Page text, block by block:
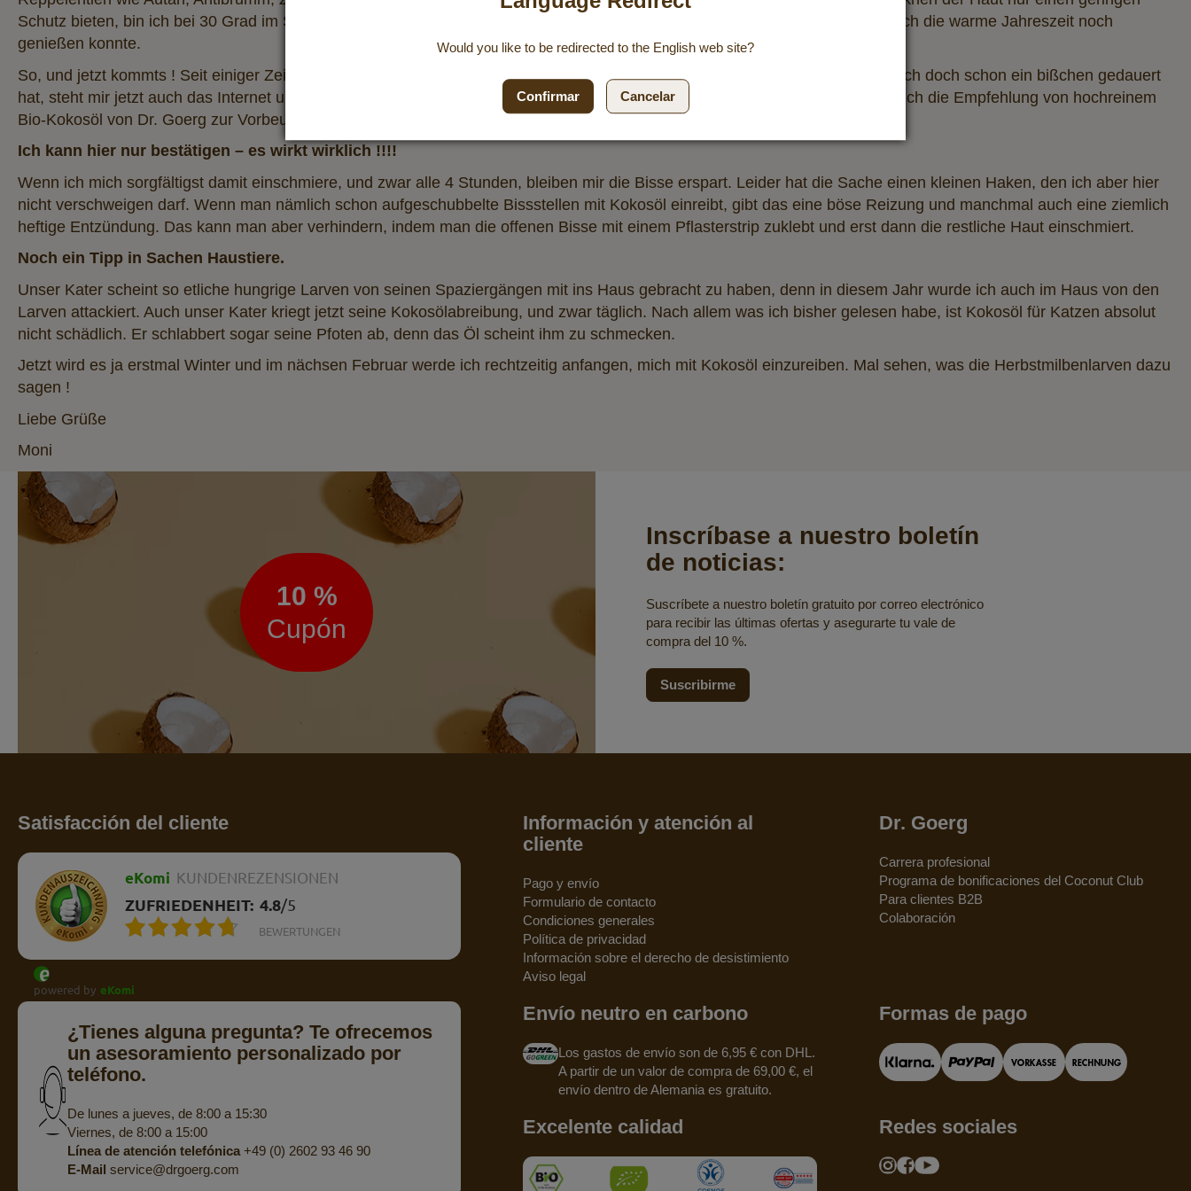
Schutz bieten, bin ich bei 30 Grad im Schatten in voller Montur mit Gummistiefeln im Garten und träumte von den Zeiten, als ich die warme Jahreszeit noch
genießen konnte.
So, und jetzt kommts ! Seit einiger Zeit bin ich stolze Besitzerin eines Computers und obwohl es für so eine ältere Frau wie mich doch schon ein bißchen gedauert
hat, steht mir jetzt auch das Internet und all die wichtigen Informationen zu diesem Thema zu Verfügung. Und hier habe ich auch die Empfehlung von hochreinem
Bio-Kokosöl von Dr. Goerg zur Vorbeugung gegen Insektenstiche jeder Art gefunden.
Ich kann hier nur bestätigen – es wirkt wirklich !!!!
Wenn ich mich sorgfältigst damit einschmiere, und zwar alle 4 Stunden, bleiben mir die Bisse erspart. Leider hat die Sache einen kleinen Haken, den ich aber hier
nicht verschweigen darf. Wenn man nämlich schon aufgeschubbelte Bissstellen mit Kokosöl einreibt, gibt das eine böse Reizung und manchmal auch eine ziemlich
heftige Entzündung. Das kann man aber verhindern, indem man die offenen Bisse mit einem Pflasterstrip zuklebt und erst dann die restliche Haut einschmiert.
Noch ein Tipp in Sachen Haustiere.
Unser Kater scheint so etliche hungrige Larven von seinen Spaziergängen mit ins Haus gebracht zu haben, denn in diesem Jahr wurde ich auch im Haus von den
Larven attackiert. Auch unser Kater kriegt jetzt seine Kokosölabreibung, und zwar täglich. Nach allem was ich bisher gelesen habe, ist Kokosöl für Katzen absolut
nicht schädlich. Er schlabbert sogar seine Pfoten ab, denn das Öl scheint ihm zu schmecken.
Jetzt wird es ja erstmal Winter und im nächsen Februar werde ich rechtzeitig anfangen, mich mit Kokosöl einzureiben. Mal sehen, was die Herbstmilbenlarven dazu
sagen !
Liebe Grüße
Moni
Boletín
noticias
10 %
Cupón
Inscríbase a nuestro boletín
de noticias:
Suscríbete a nuestro boletín gratuito por correo electrónico
para recibir las últimas ofertas y asegurarte tu vale de
compra del 10 %.
Suscribirme
Satisfacción del cliente
eKomi KUNDENREZENSIONEN
ZUFRIEDENHEIT: 4.8/5
BEWERTUNGEN
powered by eKomi
¿Tienes alguna pregunta? Te ofrecemos
un asesoramiento personalizado por
teléfono.
De lunes a jueves, de 8:00 a 15:30
Viernes, de 8:00 a 15:00
Línea de atención telefónica +49 (0) 2602 93 46 90
E-Mail service@drgoerg.com
Información y atención al
cliente
Pago y envío
Formulario de contacto
Condiciones generales
Política de privacidad
Información sobre el derecho de desistimiento
Aviso legal
Dr. Goerg
Carrera profesional
Programa de bonificaciones del Coconut Club
Para clientes B2B
Colaboración
Envío neutro en carbono
Los gastos de envío son de 6,95 € con DHL.
A partir de un valor de compra de 69,00 €, el
envío dentro de Alemania es gratuito.
Formas de pago
Excelente calidad Redes sociales
Would you like to be redirected to the English web site?
Confirmar Cancelar